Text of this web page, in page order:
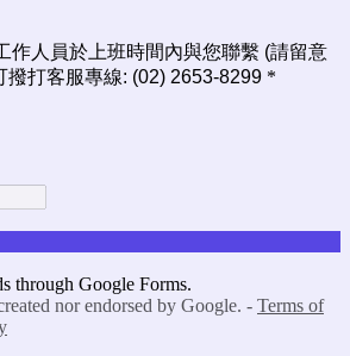
作人員於上班時間內與您聯繫 (請留意
撥打客服專線: (02) 2653-8299 *
through Google Forms.
nor endorsed by Google. - Terms of